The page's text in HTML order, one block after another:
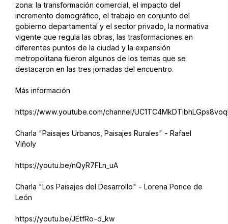
zona: la transformación comercial, el impacto del
incremento demográfico, el trabajo en conjunto del
gobierno departamental y el sector privado, la normativa
vigente que regula las obras, las trasformaciones en
diferentes puntos de la ciudad y la expansión
metropolitana fueron algunos de los temas que se
destacaron en las tres jornadas del encuentro.
Más información
https://www.youtube.com/channel/
Charla "Paisajes Urbanos, Paisajes Rurales" - Rafael
Viñoly
https://youtu.be/nQyR7FLn_uA
Charla "Los Paisajes del Desarrollo" - Lorena Ponce de
León
https://youtu.be/JEtfRo-d_kw